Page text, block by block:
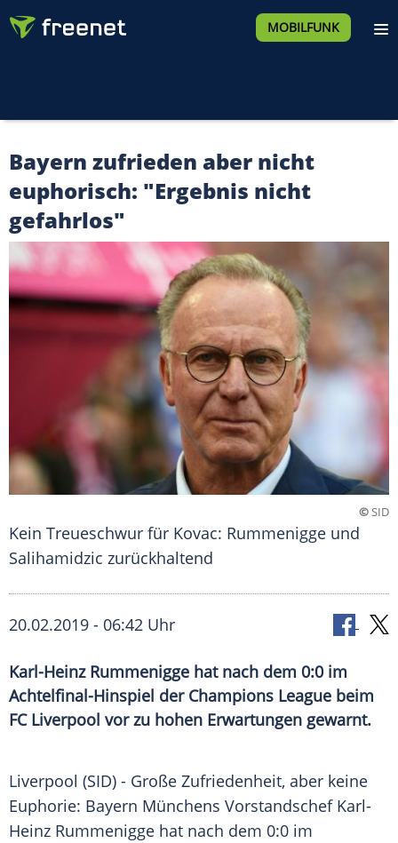
MOBILFUNK
Bayern zufrieden aber nicht
euphorisch: "Ergebnis nicht
gefahrlos"
©SID
Kein Treueschwur für Kovac: Rummenigge und
Salihamidzic zurückhaltend
20.02.2019 - 06:42 Uhr
Karl-Heinz Rummenigge hat nach dem 0:0 im
Achtelfinal-Hinspiel der Champions League beim
FC Liverpool vor zu hohen Erwartungen gewarnt.
Liverpool (SID) - Große Zufriedenheit, aber keine
Euphorie: Bayern Münchens Vorstandschef Karl-
Heinz Rummenigge hat nach dem 0:0 im